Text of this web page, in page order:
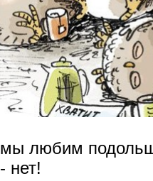
любим
нет!